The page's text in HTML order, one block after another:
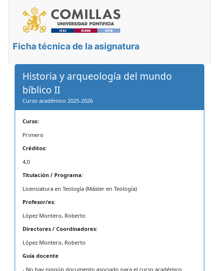
Ficha técnica de la asignatura
Historia y arqueología del mundo
bíblico II
Curso académico 2025-2026
Curso:
Primero
Créditos:
4,0
Titulación / Programa:
Licenciatura en Teología (Máster en Teología)
Profesor/es:
López Montero, Roberto
Directores / Coordinadores:
López Montero, Roberto
Guía docente
- No hay ningún documento asociado para el curso académico